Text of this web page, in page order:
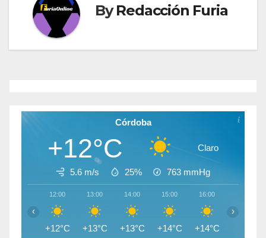
ByRedacción Furia
Córdoba
+12°C Claro
5.6 m/s 25% 763 mmHg
12:00
+12°C
13:00
+13°C
14:00
+13°C
15:00
+14°C
16:00
+14°C
‹ ›